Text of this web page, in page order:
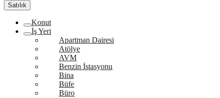
Satılık
Konut
İş Yeri
Apartman Dairesi
Atölye
AVM
Benzin İstasyonu
Bina
Büfe
Büro